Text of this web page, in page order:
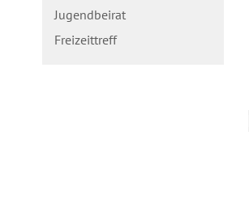
Jugendbeirat
Freizeittreff